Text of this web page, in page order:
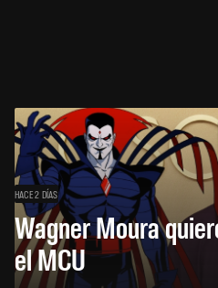
HACE 2 DÍAS
Wagner Moura
el MCU